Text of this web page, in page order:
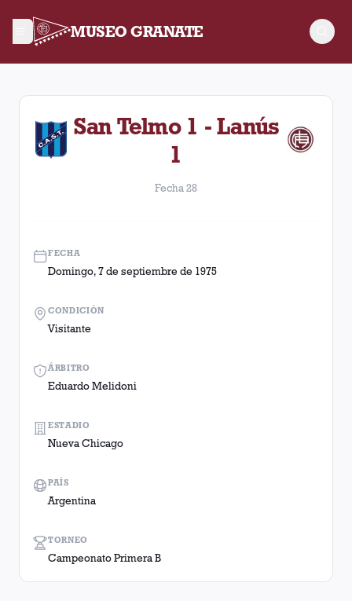
MUSEO GRANATE
Fecha 28. Partido entre Lanús y San Telmo disputado el
San Telmo 1 - Lanús
1
Fecha 28
FECHA
Domingo, 7 de septiembre de 1975
ÁRBITRO
Eduardo Melidoni
TORNEO
Campeonato Primera B
CONDICIÓN
Visitante
ESTADIO
Nueva Chicago
PAÍS
Argentina